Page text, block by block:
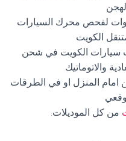
لفحص محرك السيارات
الكويت
سيارات الكويت في شحن
والاتوماتيك
المنزل او في الطرقات
من كل الموديلات.